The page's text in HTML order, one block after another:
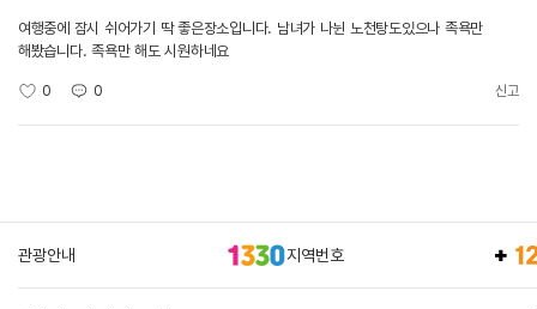
여행중에 잠시 쉬어가기 딱 좋은장소입니다. 남녀가 나뉜 노천탕도있으나 족욕만
해봤습니다. 족욕만 해도 시원하네요
0 0 신고
관광안내 지역번호